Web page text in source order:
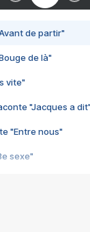
de partir"
de là"
vite"
"Jacques a dit"
"Entre nous"
sexe"